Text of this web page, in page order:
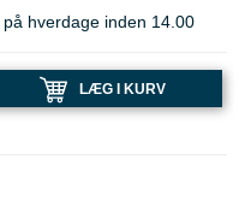
hverdage inden 14.00
LÆG I KURV